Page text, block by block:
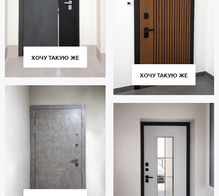
ХОЧУ ТАКУЮ ЖЕ
ХОЧУ ТАКУЮ ЖЕ